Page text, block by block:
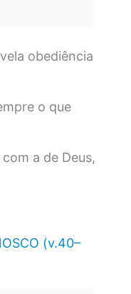
obediência
o que
a de Deus,
(v.40–